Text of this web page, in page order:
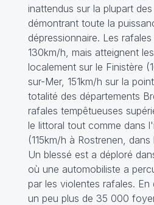
inattendus sur la plupart
démontrant toute la
dépressionnaire. Les
130km/h, mais atteignent
localement sur le Finistère
sur-Mer, 151km/h sur la
totalité des départements
rafales tempêtueuses
le littoral tout comme dans
(115km/h à Rostrenen,
Un blessé est a déploré
où une automobiliste a
par les violentes rafales. En
un peu plus de 35 000